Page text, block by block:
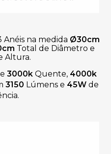
Anéis na medida Ø30cm
Total de Diâmetro e
Altura.
3000k Quente, 4000k
3150 Lúmens e 45W de